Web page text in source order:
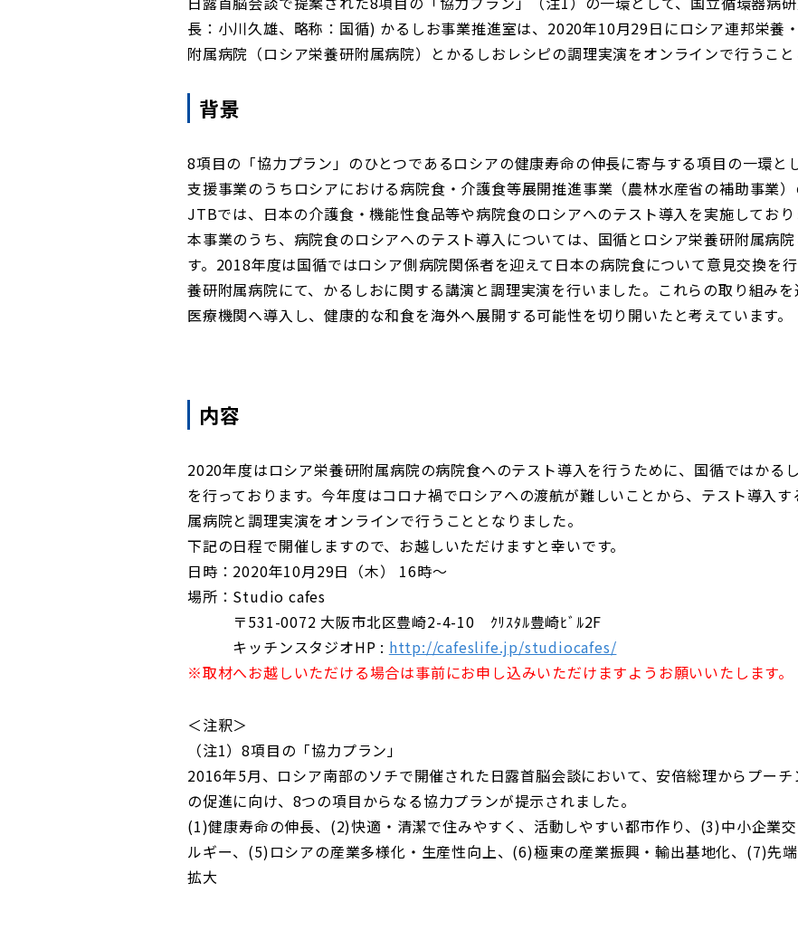
長：小川久雄、略称：国循) かるしお事業推進室は、2020年10月29日にロシア連邦栄養
附属病院（ロシア栄養研附属病院）とかるしおレシピの調理実演をオンラインで行うこと
背景
8項目の「協力プラン」のひとつであるロシアの健康寿命の伸長に寄与する項目の一環と
支援事業のうちロシアにおける病院食・介護食等展開推進事業（農林水産省の補助事業
JTBでは、日本の介護食・機能性食品等や病院食のロシアへのテスト導入を実施しており
本事業のうち、病院食のロシアへのテスト導入については、国循とロシア栄養研附属病
す。2018年度は国循ではロシア側病院関係者を迎えて日本の病院食について意見交換を
養研附属病院にて、かるしおに関する講演と調理実演を行いました。これらの取り組み
医療機関へ導入し、健康的な和食を海外へ展開する可能性を切り開いたと考えています。
内容
2020年度はロシア栄養研附属病院の病院食へのテスト導入を行うために、国循ではかる
を行っております。今年度はコロナ禍でロシアへの渡航が難しいことから、テスト導入
属病院と調理実演をオンラインで行うこととなりました。
下記の日程で開催しますので、お越しいただけますと幸いです。
日時：2020年10月29日（木） 16時～
場所：Studio cafes
〒531-0072 大阪市北区豊崎2-4-10 ｸﾘｽﾀﾙ豊崎ﾋﾞﾙ2F
キッチンスタジオHP : http://cafeslife.jp/studiocafes/
※取材へお越しいただける場合は事前にお申し込みいただけますようお願いいたします。
＜注釈＞
（注1）8項目の「協力プラン」
2016年5月、ロシア南部のソチで開催された日露首脳会談において、安倍総理からプー
の促進に向け、8つの項目からなる協力プランが提示されました。
(1)健康寿命の伸長、(2)快適・清潔で住みやすく、活動しやすい都市作り、(3)中小企業
ルギー、(5)ロシアの産業多様化・生産性向上、(6)極東の産業振興・輸出基地化、(7)先
拡大